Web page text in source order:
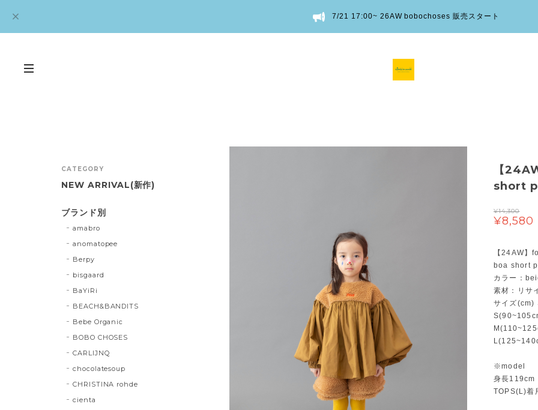
7/21 17:00~ 26AW bobochoses 販売スタート
【
short
¥14,300
¥8,580
【24AW】
boa short
カラー：
素材：リサ
サイズ(cm)
※model
身長119cm
TOPS(L)着
CATEGORY
NEW ARRIVAL(新作)
ブランド別
amabro
anomatopee
Berpy
bisgaard
BaYiRi
BEACH&BANDITS
Bebe Organic
BOBO CHOSES
CARLIJNQ
chocolatesoup
CHRISTINA rohde
cienta